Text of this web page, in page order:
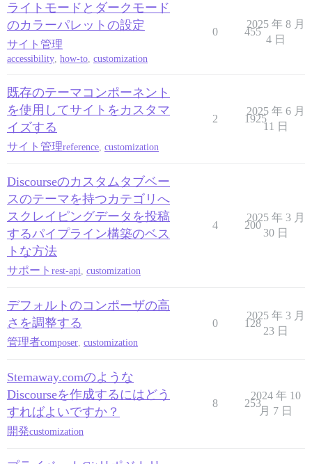
ライトモードとダークモード
のカラーパレットの設定
サイト管理
accessibility, how-to, customization
0 455
2025 年 8 月
4 日
既存のテーマコンポーネント
を使用してサイトをカスタマ
イズする
サイト管理reference customization
2 1925
2025 年 6 月
11 日
Discourseのカスタムタブベー
スのテーマを持つカテゴリへ
スクレイピングデータを投稿
するパイプライン構築のベス
トな方法
サポート rest-api customization
4 200
2025 年 3 月
30 日
デフォルトのコンポーザの高
さを調整する
管理者composer customization
0 128
2025 年 3 月
23 日
Stemaway.comのような
Discourseを作成するにはどう
すればよいですか？
開発customization
8 253
2024 年 10
月 7 日